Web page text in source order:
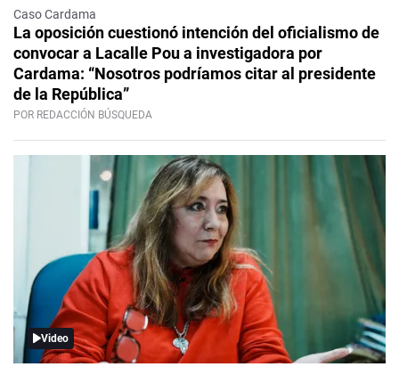
Caso Cardama
La oposición cuestionó intención del oficialismo de
convocar a Lacalle Pou a investigadora por
Cardama: “Nosotros podríamos citar al presidente
de la República”
POR REDACCIÓN BÚSQUEDA
Video